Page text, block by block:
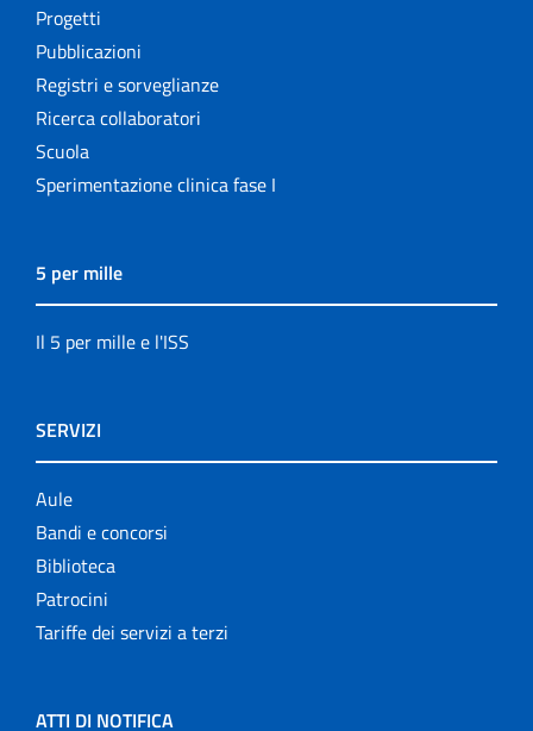
Progetti
Pubblicazioni
Registri e sorveglianze
Ricerca collaboratori
Scuola
Sperimentazione clinica fase I
5 per mille
Il 5 per mille e l'ISS
SERVIZI
Aule
Bandi e concorsi
Biblioteca
Patrocini
Tariffe dei servizi a terzi
ATTI DI NOTIFICA